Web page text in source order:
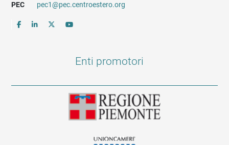
PEC
pec1@pec.centroestero.org
Enti promotori